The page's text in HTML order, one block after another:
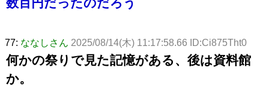
77: ななしさん 2025/08/14(木) 11:17:58.66 ID:Ci875Tht0
何かの祭りで見た記憶がある、後は資料館
か。